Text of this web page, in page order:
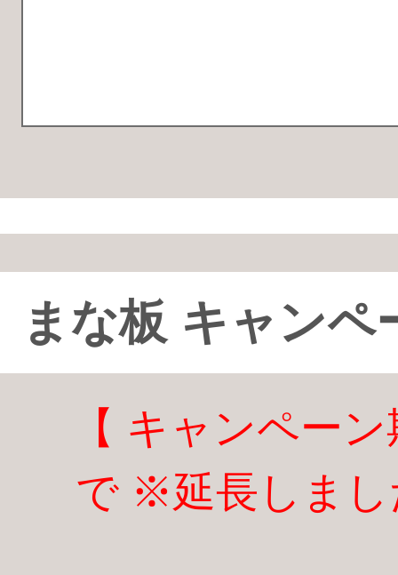
まな板 キャンペ
【 キャンペー
で ※延長しま